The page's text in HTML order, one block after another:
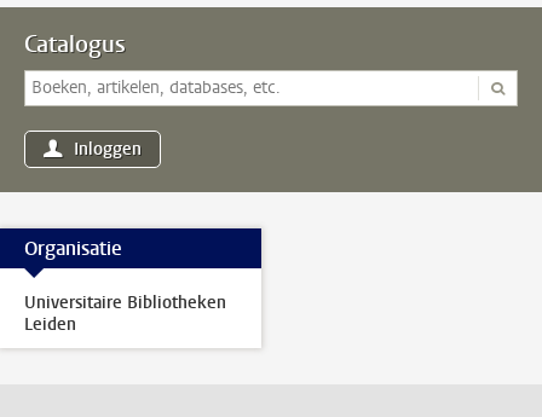
Catalogus
Inloggen
Organisatie
Universitaire Bibliotheken
Leiden